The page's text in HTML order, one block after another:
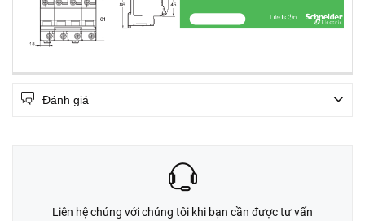
Đánh giá
Liên hệ chúng với chúng tôi khi bạn cần được tư vấn